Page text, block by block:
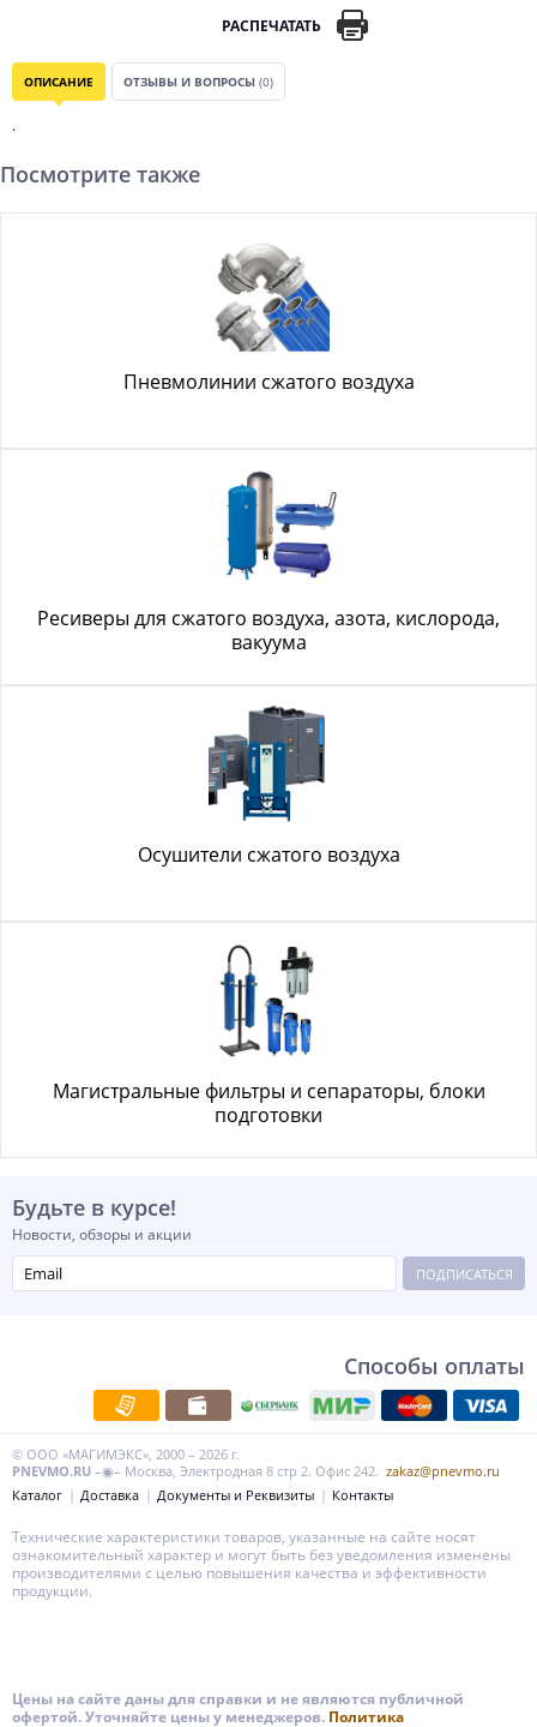
РАСПЕЧАТАТЬ
ОПИСАНИЕ ОТЗЫВЫ И ВОПРОСЫ (0)
.
Посмотрите также
Пневмолинии сжатого воздуха
Ресиверы для сжатого воздуха, азота, кислорода,
вакуума
Осушители сжатого воздуха
Магистральные фильтры и сепараторы, блоки
подготовки
Будьте в курсе!
Новости, обзоры и акции
ПОДПИСАТЬСЯ
Способы оплаты
© ООО «МАГИМЭКС», 2000 – 2026 г.
PNEVMO.RU –◉– Москва, Электродная 8 стр 2. Офис 242. zakaz@pnevmo.ru
Каталог
Доставка Документы и Реквизиты Контакты
Технические характеристики товаров, указанные на сайте носят
ознакомительный характер и могут быть без уведомления изменены
производителями с целью повышения качества и эффективности
продукции.
Цены на сайте даны для справки и не являются публичной
офертой. Уточняйте цены у менеджеров. Политика